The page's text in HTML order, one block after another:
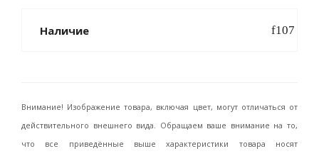
Наличие
Внимание! Изображение товара, включая цвет, могут отличаться от
действительного внешнего вида. Обращаем ваше внимание на то,
что все приведённые выше характеристики товара носят